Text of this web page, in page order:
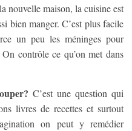
nouvelle maison, la cuisine est
bien manger. C’est plus facile
un peu les méninges pour
contrôle ce qu’on met dans
C’est une question qui
livres de recettes et surtout
on peut y remédier